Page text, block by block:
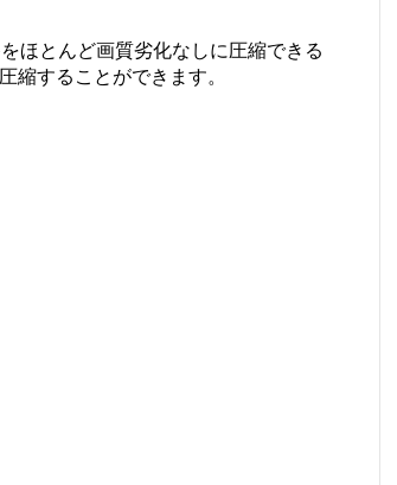
ほとんど画質劣化なしに圧縮できる
縮することができます。